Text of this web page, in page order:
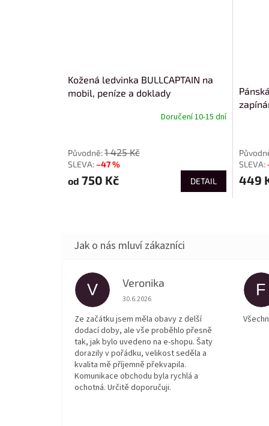
Kožená ledvinka BULLCAPTAIN na
mobil, peníze a doklady
Doručení 10-15 dní
1 425 Kč
–47 %
od 750 Kč DETAIL 449
V Veronika
Hodnocení obchodu je 5 z 5 hvězdiček.
30.6.2026
Ze začátku jsem měla obavy z delší
dodací doby, ale vše proběhlo přesně
tak, jak bylo uvedeno na e-shopu. Šaty
dorazily v pořádku, velikost seděla a
kvalita mě příjemně překvapila.
Komunikace obchodu byla rychlá a
ochotná. Určitě doporučuji.
F